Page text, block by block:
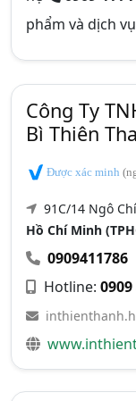
phẩm và dịch
Công Ty
Bì Thiên
Được xác minh
91C/14 Ngô
Hồ Chí Minh
0909411786
Hotline: 0909